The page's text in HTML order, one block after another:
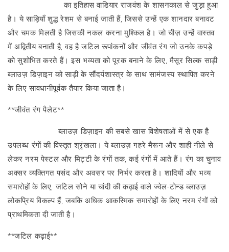
का इतिहास वाडियार राजवंश के शासनकाल से जुड़ा हुआ
है। ये साड़ियाँ शुद्ध रेशम से बनाई जाती हैं, जिससे उन्हें एक शानदार बनावट
और चमक मिलती है जिसकी नकल करना मुश्किल है। जो चीज़ उन्हें वास्तव
में अद्वितीय बनाती है, वह है जटिल रूपांकनों और जीवंत रंग जो उनके कपड़े
को सुशोभित करते हैं। इस भव्यता को पूरक बनाने के लिए, मैसूर सिल्क साड़ी
ब्लाउज़ डिज़ाइन को साड़ी के सौंदर्यशास्त्र के साथ सामंजस्य स्थापित करने
के लिए सावधानीपूर्वक तैयार किया जाता है।
**जीवंत रंग पैलेट**
ब्लाउज़ डिज़ाइन की सबसे खास विशेषताओं में से एक है
उपलब्ध रंगों की विस्तृत श्रृंखला। ये ब्लाउज़ गहरे मैरून और शाही नीले से
लेकर नरम पेस्टल और मिट्टी के रंगों तक, कई रंगों में आते हैं। रंग का चुनाव
अक्सर व्यक्तिगत पसंद और अवसर पर निर्भर करता है। शादियों और भव्य
समारोहों के लिए, जटिल सोने या चांदी की कढ़ाई वाले ज्वेल-टोन्ड ब्लाउज़
लोकप्रिय विकल्प हैं, जबकि अधिक आकस्मिक समारोहों के लिए नरम रंगों को
प्राथमिकता दी जाती है।
**जटिल कढ़ाई**